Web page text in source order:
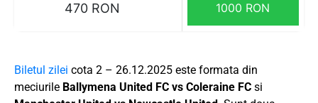
470 RON 1000 RON
Biletul zilei cota 2 – 26.12.2025 este formata din
meciurile Ballymena United FC vs Coleraine FC si